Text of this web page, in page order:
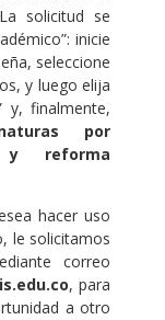
solicitud se
inicie
seleccione
y luego elija
y, finalmente,
por
y reforma
hacer uso
le solicitamos
correo
, para
a otro